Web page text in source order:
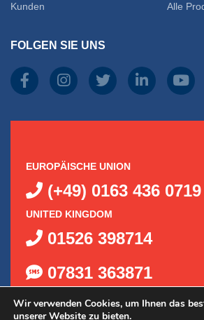
Kunden
Alle
FOLGEN SIE UNS
EUROPÄISCHE UNION
(+49) 0163 436 0719
UNITED KINGDOM
01526 398714
07831 363871
Wir verwenden Cookies, um Ihnen das
unserer Website zu bieten.